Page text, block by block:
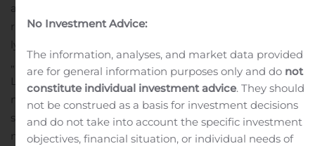
ateityje turėtų išlikti teigiami net ir sudėtingesnėje
rinkos aplinkoje. Tai turėtų leisti ir toliau mažinti skolos
lygį.
„Standard & Poor’s“ matymą, kad didėjanti konkurencija
Latvijoje ir Estijoje bei pasaulinis makroekonomikos
neapibrėžtumas gali lemti pajamų ir pelno maržos
svyravimus, dėl kurių „Maxima Grupė“ skolos lygį
mažintų lėčiau nei tikėtasi, nepaisant gero 2020 m.
No Investment Advice:
The information, analyses, and market data provided
are for general information purposes only and do not
constitute individual investment advice. They should
not be construed as a basis for investment decisions
and do not take into account the specific investment
objectives, financial situation, or individual needs of